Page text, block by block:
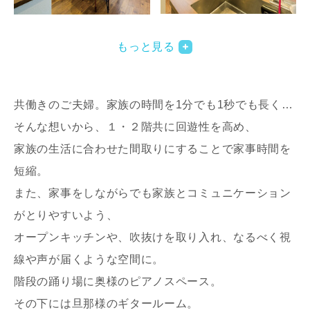
もっと見る
共働きのご夫婦。家族の時間を1分でも1秒でも長く…
そんな想いから、１・２階共に回遊性を高め、
家族の生活に合わせた間取りにすることで家事時間を
短縮。
また、家事をしながらでも家族とコミュニケーション
がとりやすいよう、
オープンキッチンや、吹抜けを取り入れ、なるべく視
線や声が届くような空間に。
階段の踊り場に奥様のピアノスペース。
その下には旦那様のギタールーム。